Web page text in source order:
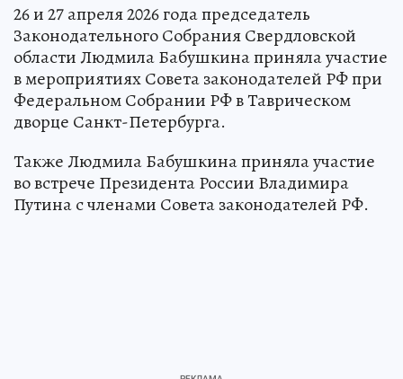
26 и 27 апреля 2026 года председатель
Законодательного Собрания Свердловской
области Людмила Бабушкина приняла участие
в мероприятиях Совета законодателей РФ при
Федеральном Собрании РФ в Таврическом
дворце Санкт-Петербурга.
Также Людмила Бабушкина приняла участие
во встрече Президента России Владимира
Путина с членами Совета законодателей РФ.